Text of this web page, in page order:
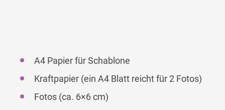
A4 Papier für Schablone
Kraftpapier (ein A4 Blatt reicht für 2 Fotos)
Fotos (ca. 6×6 cm)